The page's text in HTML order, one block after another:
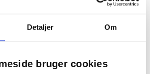
Detaljer Om
bruger cookies